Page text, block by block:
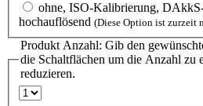
ohne, ISO-Kalibrierung,
hochauflösend (Diese Option ist zurzeit
Produkt Anzahl: Gib den
die Schaltflächen um die Anzahl zu
reduzieren.